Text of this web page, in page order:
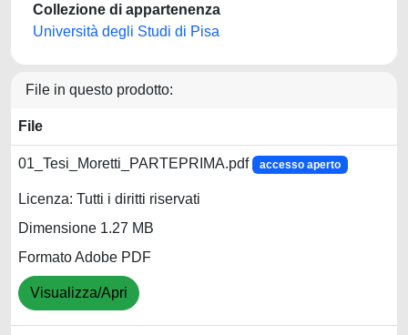
Collezione di appartenenza
Università degli Studi di Pisa
File in questo prodotto:
File
01_Tesi_Moretti_PARTEPRIMA.pdf accesso aperto
Licenza: Tutti i diritti riservati
Dimensione 1.27 MB
Formato Adobe PDF
Visualizza/Apri